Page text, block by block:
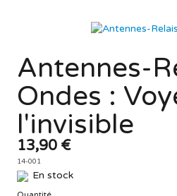
Qui sommes nous ?
Contact
BLOG
Antennes-
Ondes :
l'invisible
13,90 €
14-001
En stock